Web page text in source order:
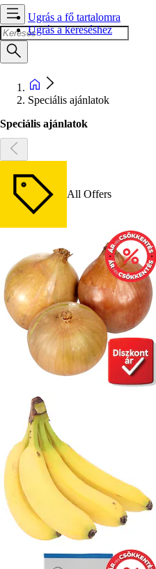
Ugrás a fő tartalomra
Ugrás a kereséshez
Speciális ajánlatok
Speciális ajánlatok
All Offers